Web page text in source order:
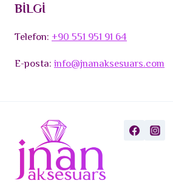
BİLGİ
Telefon:+90 551 951 91 64
E-posta:info@jnanaksesuars.com